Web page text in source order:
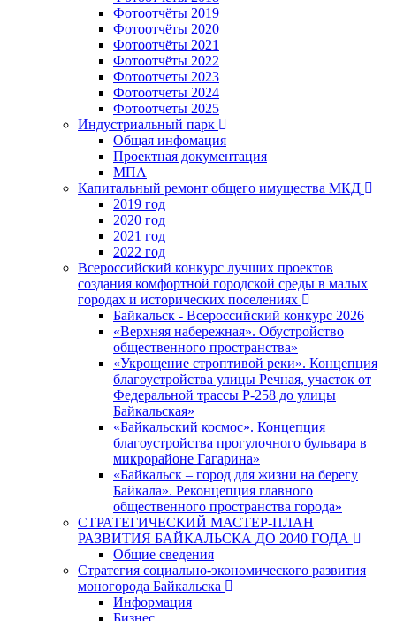
Фотоотчёты 2019
Фотоотчёты 2020
Фотоотчёты 2021
Фотоотчёты 2022
Фотоотчеты 2023
Фотоотчеты 2024
Фотоотчеты 2025
Индустриальный парк
Общая инфомация
Проектная документация
МПА
Капитальный ремонт общего имущества МКД
2019 год
2020 год
2021 год
2022 год
Всероссийский конкурс лучших проектов
создания комфортной городской среды в малых
городах и исторических поселениях
Байкальск - Всероссийский конкурс 2026
«Верхняя набережная». Обустройство
общественного пространства»
«Укрощение строптивой реки». Концепция
благоустройства улицы Речная, участок от
Федеральной трассы Р-258 до улицы
Байкальская»
«Байкальский космос». Концепция
благоустройства прогулочного бульвара в
микрорайоне Гагарина»
«Байкальск – город для жизни на берегу
Байкала». Реконцепция главного
общественного пространства города»
СТРАТЕГИЧЕСКИЙ МАСТЕР-ПЛАН
РАЗВИТИЯ БАЙКАЛЬСКА ДО 2040 ГОДА
Общие сведения
Стратегия социально-экономического развития
моногорода Байкальска
Информация
Бизнес